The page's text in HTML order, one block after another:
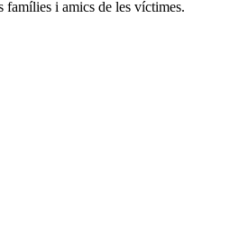
famílies i amics de les víctimes.